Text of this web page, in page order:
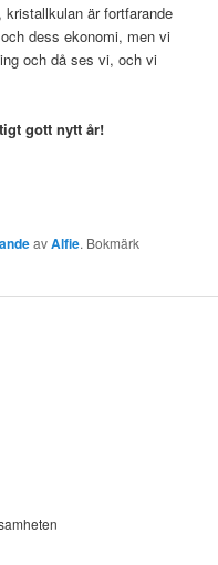
är fortfarande
dess ekonomi, men vi
och då ses vi, och vi
gott nytt år!
avAlfie. Bokmärk